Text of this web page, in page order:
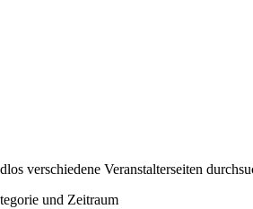
verschiedene Veranstalterseiten
und Zeitraum